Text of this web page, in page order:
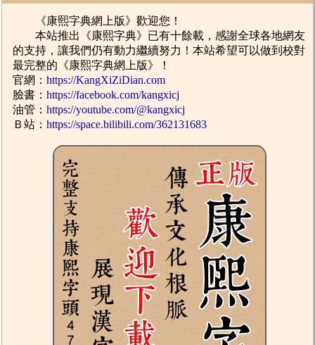
《康熙字典網上版》歡迎您！
本站推出《康熙字典》已有十餘載，感謝全球各地網友
的支持，讓我們仍有動力繼續努力！本站希望可以做到校對
最完整的《康熙字典網上版》！
官網：https://KangXiZiDian.com
臉書：https://facebook.com/kangxicj
油管：https://youtube.com/@kangxicj
Ｂ站：https://space.bilibili.com/362131683